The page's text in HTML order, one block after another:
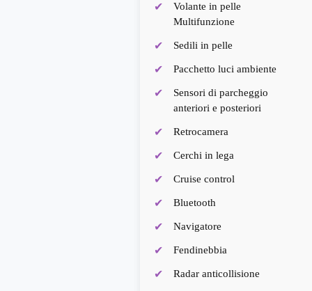
Volante in pelle
Multifunzione
Sedili in pelle
Pacchetto luci ambiente
Sensori di parcheggio
anteriori e posteriori
Retrocamera
Cerchi in lega
Cruise control
Bluetooth
Navigatore
Fendinebbia
Radar anticollisione